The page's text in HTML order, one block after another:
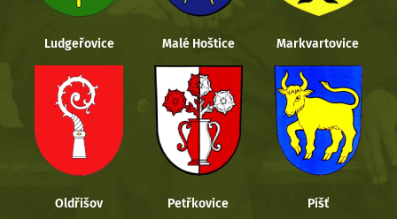
Ludgeřovice Malé Hoštice Markvartovice
Oldřišov Petřkovice Píšť